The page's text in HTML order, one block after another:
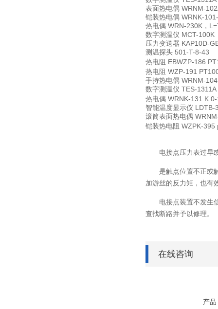
表面热电偶 WRNM-
铠装热电偶 WRNK-
热电偶 WRN-230K，
数字测温仪 MCT-100K
压力变送器 KAP10D-
测温探头 501-T-8-43
热电阻 EBWZP-186
热电阻 WZP-191
手持热电偶 WRNM-
数字测温仪 TES-1311A
热电偶 WRNK-131 K
智能温度显示仪 LDTB-
滚筒表面热电偶
铠装热电阻 WZPK-395
电接点压力表过早
是触点位置不正或
加游丝的反力矩，也有
电接点装置不发生
查找断路并予以修理。
在线咨询
产品